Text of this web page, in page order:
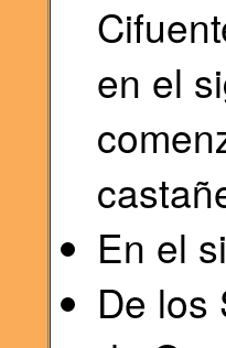
en el
En el
De los